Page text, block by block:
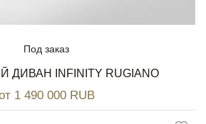
Под заказ
INFINITY RUGIANO
1 490 000 RUB